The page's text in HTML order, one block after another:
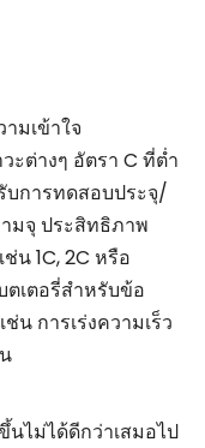
มเข้าใจ
ะต่างๆ อัตรา C ที่ต่ำ
บการทดสอบประจุ/
มจุ ประสิทธิภาพ
น 1C, 2C หรือ
เตอรี่สำหรับข้อ
น การเร่งความเร็ว
ไม่ได้ดีกว่าเสมอไป